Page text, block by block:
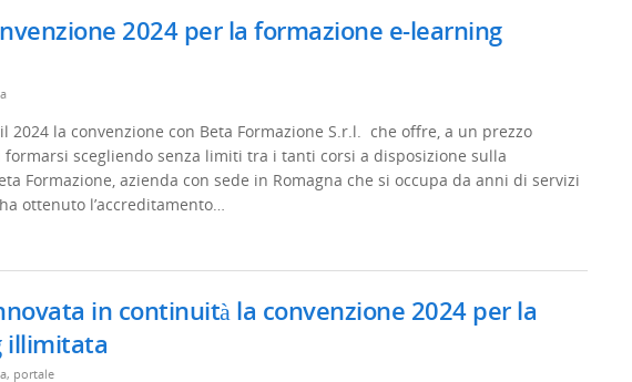
2024 per la formazione e-learning
2024 la convenzione con Beta Formazione S.r.l. che offre, a un prezzo
scegliendo senza limiti tra i tanti corsi a disposizione sulla
Formazione, azienda con sede in Romagna che si occupa da anni di servizi
ottenuto l’accreditamento…
in continuità la convenzione 2024 per la
illimitata
, portale